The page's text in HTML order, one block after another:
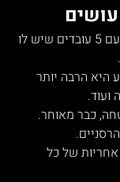
- גם עסק עם 5 עובדים שיש לו
היא הרבה יותר
ועוד.
כבר מאוחר.
של כל